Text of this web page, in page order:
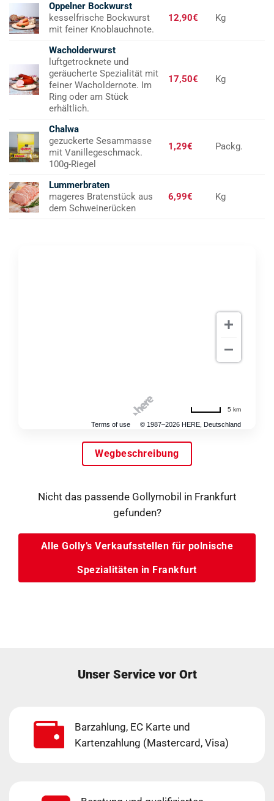
Oppelner Bockwurst
kesselfrische Bockwurst
mit feiner Knoblauchnote.
12,90€ Kg
Wacholderwurst
luftgetrocknete und
geräucherte Spezialität mit
feiner Wacholdernote. Im
Ring oder am Stück
erhältlich.
17,50€ Kg
Chalwa
gezuckerte Sesammasse
mit Vanillegeschmack.
100g-Riegel
1,29€ Packg.
Lummerbraten
mageres Bratenstück aus
dem Schweinerücken
6,99€ Kg
Terms of use © 1987–2026 HERE, Deutschland
5 km
Wegbeschreibung
Nicht das passende Gollymobil in Frankfurt
gefunden?
Alle Golly’s Verkaufsstellen für polnische
Spezialitäten in Frankfurt
Unser Service vor Ort
Barzahlung, EC Karte und
Kartenzahlung (Mastercard, Visa)